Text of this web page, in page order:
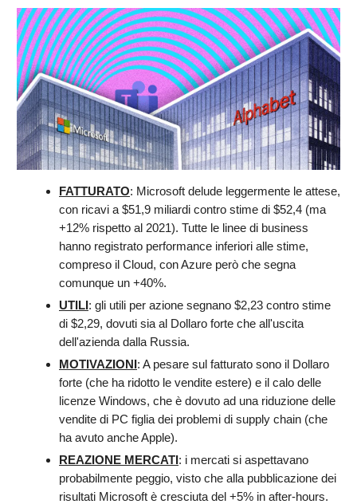
FATTURATO: Microsoft delude leggermente le attese,
con ricavi a $51,9 miliardi contro stime di $52,4 (ma
+12% rispetto al 2021). Tutte le linee di business
hanno registrato performance inferiori alle stime,
compreso il Cloud, con Azure però che segna
comunque un +40%.
UTILI: gli utili per azione segnano $2,23 contro stime
di $2,29, dovuti sia al Dollaro forte che all'uscita
dell'azienda dalla Russia.
MOTIVAZIONI: A pesare sul fatturato sono il Dollaro
forte (che ha ridotto le vendite estere) e il calo delle
licenze Windows, che è dovuto ad una riduzione delle
vendite di PC figlia dei problemi di supply chain (che
ha avuto anche Apple).
REAZIONE MERCATI: i mercati si aspettavano
probabilmente peggio, visto che alla pubblicazione dei
risultati Microsoft è cresciuta del +5% in after-hours.